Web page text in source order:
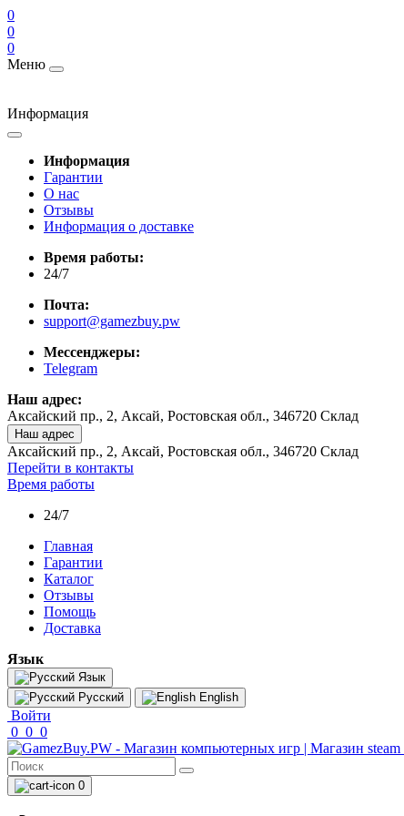
0
0
0
Меню
Информация
Информация
Гарантии
О нас
Отзывы
Информация о доставке
Время работы:
24/7
Почта:
support@gamezbuy.pw
Мессенджеры:
Telegram
Наш адрес:
Аксайский пр., 2, Аксай, Ростовская обл., 346720 Склад
Наш адрес
Аксайский пр., 2, Аксай, Ростовская обл., 346720 Склад
Перейти в контакты
Время работы
24/7
Главная
Гарантии
Каталог
Отзывы
Помощь
Доставка
Язык
Язык
Русский
English
Войти
0 0 0
0